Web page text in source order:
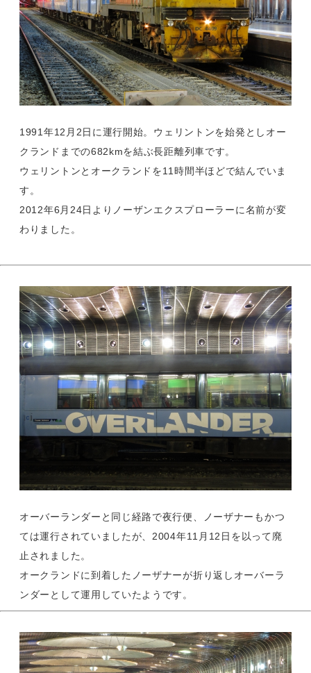
1991年12月2日に運行開始。ウェリントンを始発としオー
クランドまでの682kmを結ぶ長距離列車です。
ウェリントンとオークランドを11時間半ほどで結んでいま
す。
2012年6月24日よりノーザンエクスプローラーに名前が変
わりました。
オーバーランダーと同じ経路で夜行便、ノーザナーもかつ
ては運行されていましたが、2004年11月12日を以って廃
止されました。
オークランドに到着したノーザナーが折り返しオーバーラ
ンダーとして運用していたようです。